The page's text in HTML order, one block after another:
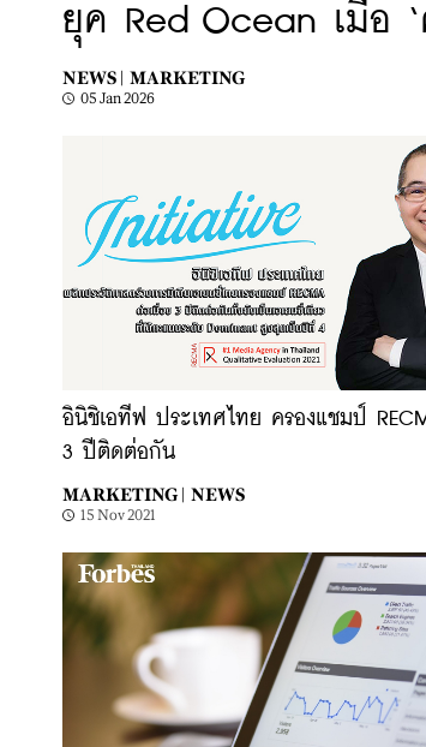
ยุค Red Ocean เมื่อ
NEWS | MARKETING
05 Jan 2026
อินิชิเอทีฟ ประเทศไทย ครองแชมป์
3 ปีติดต่อกัน
MARKETING | NEWS
15 Nov 2021